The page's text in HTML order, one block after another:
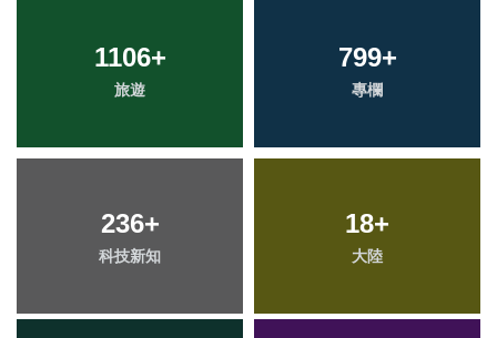
1106+
旅遊
799+
專欄
236+
科技新知
18+
大陸